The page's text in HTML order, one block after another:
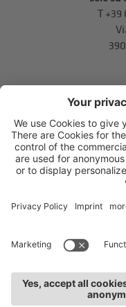
T+39
Via di Mezzo ai Piani 5